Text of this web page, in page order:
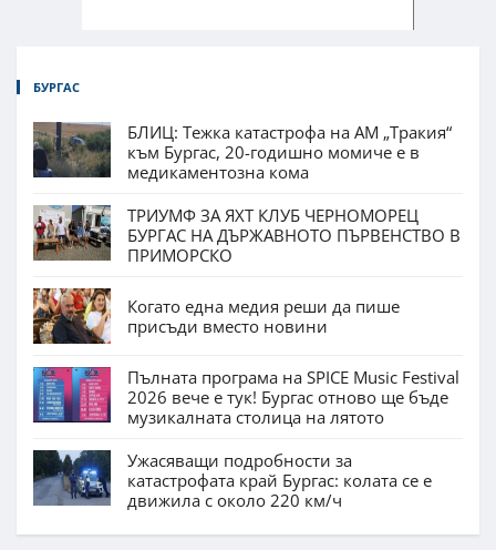
БУРГАС
БЛИЦ: Тежка катастрофа на АМ „Тракия“
към Бургас, 20-годишно момиче е в
медикаментозна кома
ТРИУМФ ЗА ЯХТ КЛУБ ЧЕРНОМОРЕЦ
БУРГАС НА ДЪРЖАВНОТО ПЪРВЕНСТВО В
ПРИМОРСКО
Когато една медия реши да пише
присъди вместо новини
Пълната програма на SPICE Music Festival
2026 вече е тук! Бургас отново ще бъде
музикалната столица на лятото
Ужасяващи подробности за
катастрофата край Бургас: колата се е
движила с около 220 км/ч